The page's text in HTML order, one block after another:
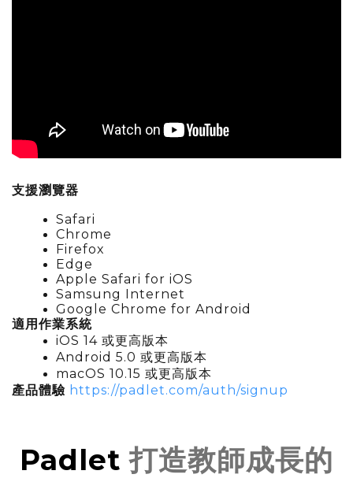
支援瀏覽器
Safari
Chrome
Firefox
Edge
Apple Safari for iOS
Samsung Internet
Google Chrome for Android
適用作業系統
iOS 14 或更高版本
Android 5.0 或更高版本
macOS 10.15 或更高版本
產品體驗 https://padlet.com/auth/signup
Padlet打造教師成長的